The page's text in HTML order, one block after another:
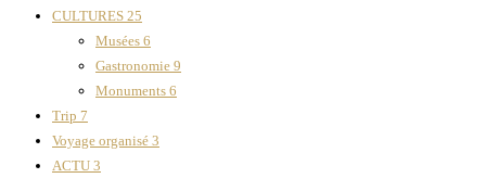
CULTURES 25
Musées 6
Gastronomie 9
Monuments 6
Trip 7
Voyage organisé 3
ACTU 3